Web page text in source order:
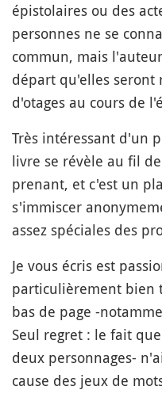
épistolaires ou des
personnes ne se
commun, mais
départ qu'elles seront
d'otages au cours de
Très intéressant d'un
livre se révèle au fil
prenant, et c'est un
s'immiscer
assez spéciales des
Je vous écris est
particulièrement bien
bas de page -
Seul regret : le fait
deux personnages-
cause des jeux de